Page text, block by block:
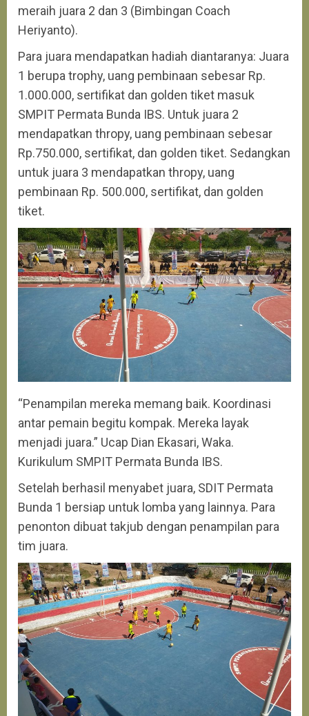
meraih juara 2 dan 3 (Bimbingan Coach
Heriyanto).
Para juara mendapatkan hadiah diantaranya: Juara
1 berupa trophy, uang pembinaan sebesar Rp.
1.000.000, sertifikat dan golden tiket masuk
SMPIT Permata Bunda IBS. Untuk juara 2
mendapatkan thropy, uang pembinaan sebesar
Rp.750.000, sertifikat, dan golden tiket. Sedangkan
untuk juara 3 mendapatkan thropy, uang
pembinaan Rp. 500.000, sertifikat, dan golden
tiket.
“Penampilan mereka memang baik. Koordinasi
antar pemain begitu kompak. Mereka layak
menjadi juara.” Ucap Dian Ekasari, Waka.
Kurikulum SMPIT Permata Bunda IBS.
Setelah berhasil menyabet juara, SDIT Permata
Bunda 1 bersiap untuk lomba yang lainnya. Para
penonton dibuat takjub dengan penampilan para
tim juara.